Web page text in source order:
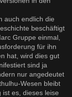
auch endlich die
beschäftigt
Gruppe einmal,
für ihn
hat, wird dies gut
sind ja
nur angedeutet
Wesen bleibt
es, dieses leise